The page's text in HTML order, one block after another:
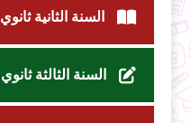
السنة الثانية ثانوي
السنة الثالثة ثانوي